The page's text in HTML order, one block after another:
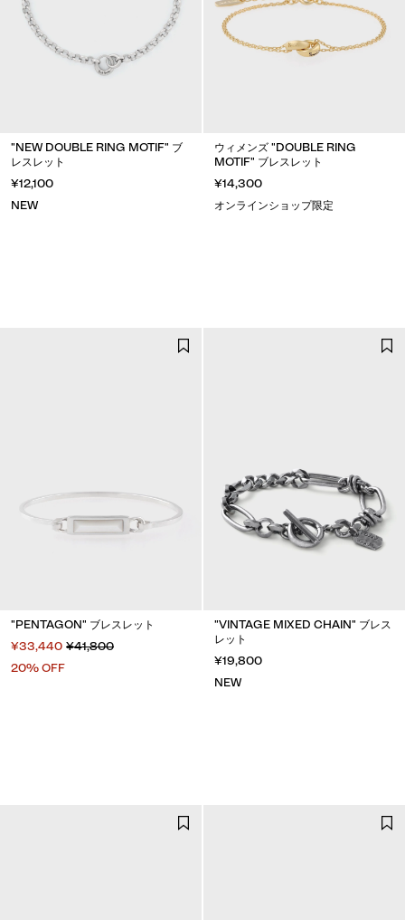
"NEW DOUBLE RING MOTIF" ブ
レスレット
¥12,100
NEW
ウィメンズ "DOUBLE RING
MOTIF" ブレスレット
¥14,300
オンラインショップ限定
"PENTAGON" ブレスレット
¥33,440 ¥41,800
20% OFF
"VINTAGE MIXED CHAIN" ブレス
レット
¥19,800
NEW